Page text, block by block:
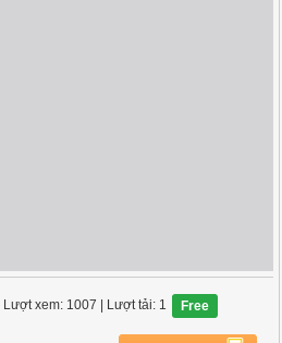
| Lượt xem: 1007 | Lượt tải: 1 Free